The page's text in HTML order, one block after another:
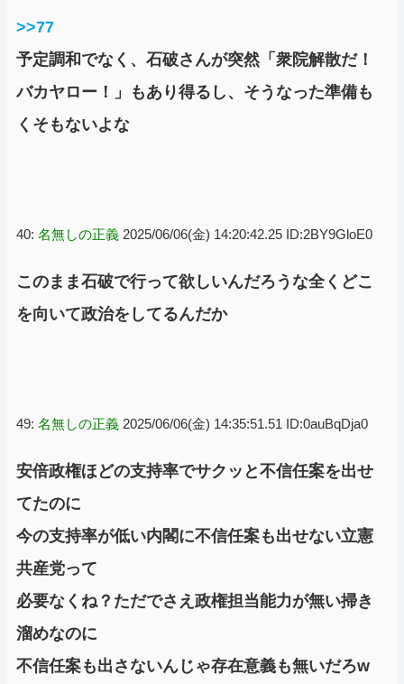
>>77
予定調和でなく、石破さんが突然「衆院解散だ！
バカヤロー！」もあり得るし、そうなった準備も
くそもないよな
40: 名無しの正義 2025/06/06(金) 14:20:42.25 ID:2BY9GloE0
このまま石破で行って欲しいんだろうな全くどこ
を向いて政治をしてるんだか
49: 名無しの正義 2025/06/06(金) 14:35:51.51 ID:0auBqDja0
安倍政権ほどの支持率でサクッと不信任案を出せ
てたのに
今の支持率が低い内閣に不信任案も出せない立憲
共産党って
必要なくね？ただでさえ政権担当能力が無い掃き
溜めなのに
不信任案も出さないんじゃ存在意義も無いだろw